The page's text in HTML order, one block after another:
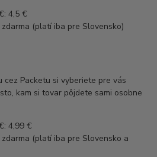
4,5 €
(platí iba pre Slovensko)
cez Packetu si vyberiete pre vás
kam si tovar pôjdete sami osobne
4,99 €
(platí iba pre Slovensko a